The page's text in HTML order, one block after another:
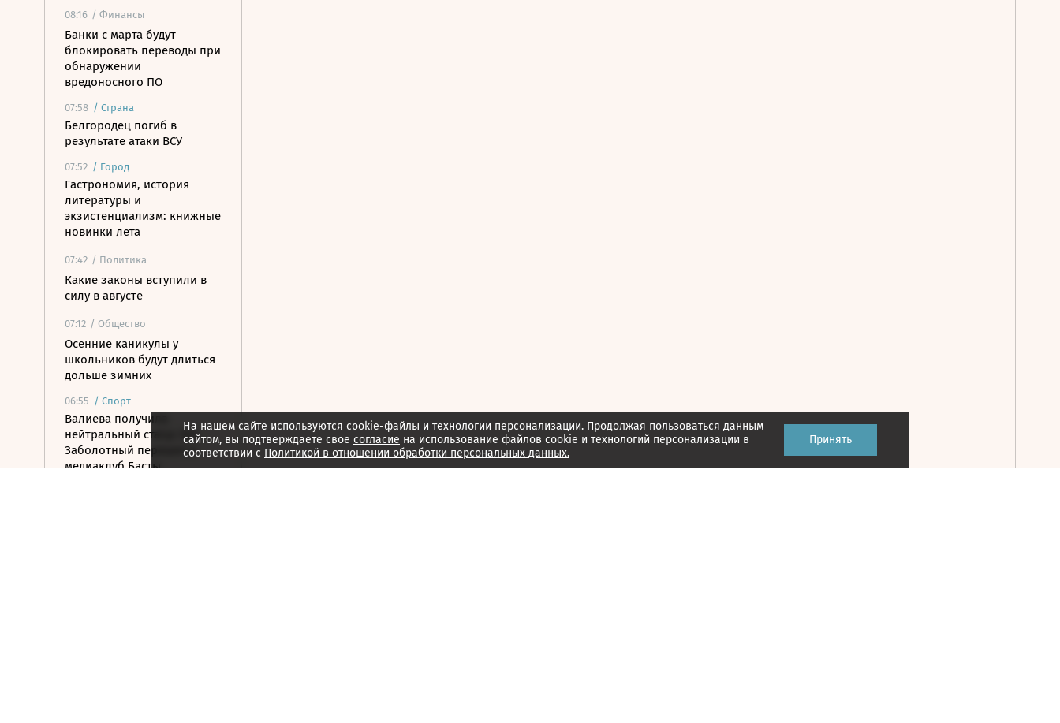
08:16 / Финансы
Банки с марта будут
блокировать переводы при
обнаружении
вредоносного ПО
07:58 / Страна
Белгородец погиб в
результате атаки ВСУ
07:52 / Город
Гастрономия, история
литературы и
экзистенциализм: книжные
новинки лета
07:42 / Политика
Какие законы вступили в
силу в августе
07:12 / Общество
Осенние каникулы у
школьников будут длиться
дольше зимних
06:55 / Спорт
Валиева получила
нейтральный статус ISU,
Заболотный перешел в
медиаклуб Басты
На нашем сайте используются cookie-файлы и технологии персонализации. Продолжая пользоваться данным
сайтом, вы подтверждаете свое согласие на использование файлов cookie и технологий персонализации в
соответствии с Политикой в отношении обработки персональных данных.
Принять